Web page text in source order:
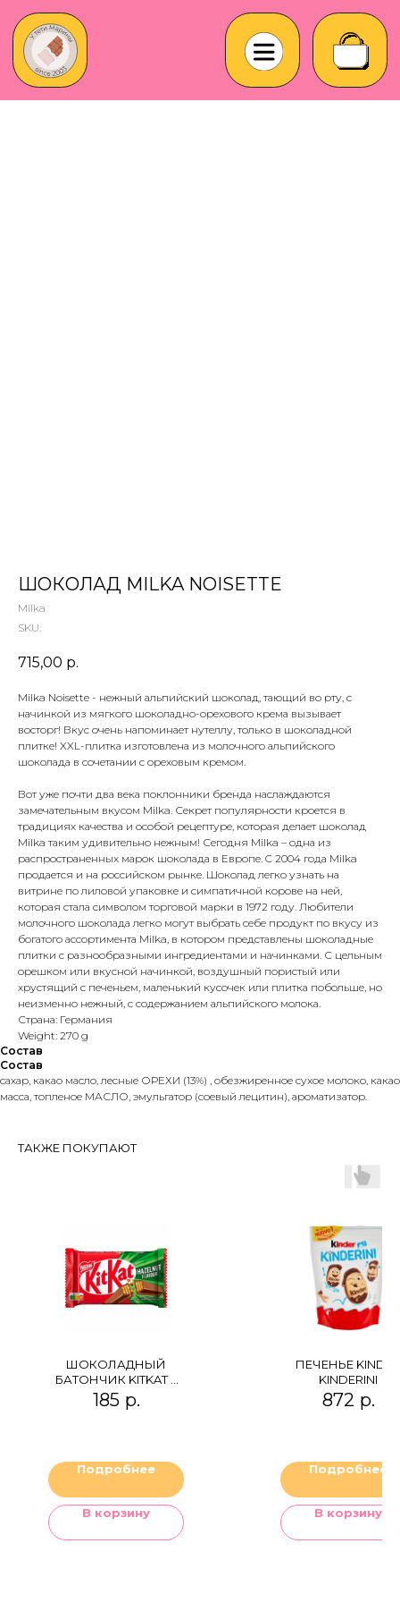
ШОКОЛАД MILKA NOISETTE
Milka
SKU:
715,00 р.
Milka Noisette - нежный альпийский шоколад, тающий во рту, с
начинкой из мягкого шоколадно-орехового крема вызывает
восторг! Вкус очень напоминает нутеллу, только в шоколадной
плитке! XXL-плитка изготовлена из молочного альпийского
шоколада в сочетании с ореховым кремом.
Вот уже почти два века поклонники бренда наслаждаются
замечательным вкусом Milka. Секрет популярности кроется в
традициях качества и особой рецептуре, которая делает шоколад
Milka таким удивительно нежным! Сегодня Milka – одна из
распространенных марок шоколада в Европе. C 2004 года Milka
продается и на российском рынке. Шоколад легко узнать на
витрине по лиловой упаковке и симпатичной корове на ней,
которая стала символом торговой марки в 1972 году. Любители
молочного шоколада легко могут выбрать себе продукт по вкусу из
богатого ассортимента Milka, в котором представлены шоколадные
плитки с разнообразными ингредиентами и начинками. С цельным
орешком или вкусной начинкой, воздушный пористый или
хрустящий с печеньем, маленький кусочек или плитка побольше, но
неизменно нежный, с содержанием альпийского молока.
Страна: Германия
Weight: 270 g
Состав
Состав
cахар, какао масло, лесные ОРЕХИ (13%) , обезжиренное сухое молоко, какао
масса, топленое МАСЛО, эмульгатор (соевый лецитин), ароматизатор.
ТАКЖЕ ПОКУПАЮТ
ШОКОЛАДНЫЙ
БАТОНЧИК KITKAT 4
FINGERS HAZELNUT
FLAVOUR
185 р.
Подробнее
В корзину
ПЕЧЕНЬЕ KINDER
KINDERINI
872 р.
Подробнее
В корзину